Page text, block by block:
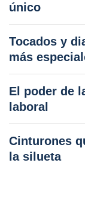
único
Tocados y
más
El poder de
laboral
Cinturones
la silueta